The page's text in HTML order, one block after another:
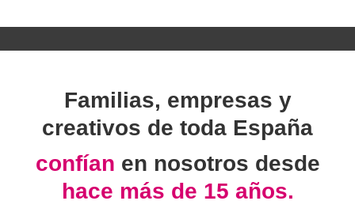
Familias, empresas y
creativos de toda España
confían en nosotros desde
hace más de 15 años.